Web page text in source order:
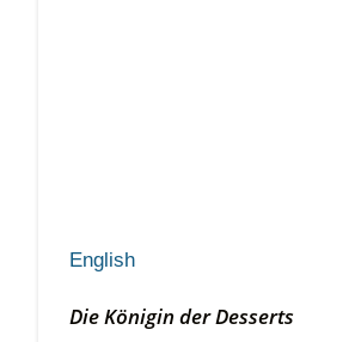
English
Die Königin der Desserts